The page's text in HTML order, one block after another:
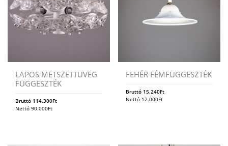
LAPOS METSZETTÜVEG
FÜGGESZTÉK
Bruttó 114.300Ft
Nettó 90.000Ft
FEHÉR FÉMFÜGGESZTÉK
Bruttó 15.240Ft
Nettó 12.000Ft